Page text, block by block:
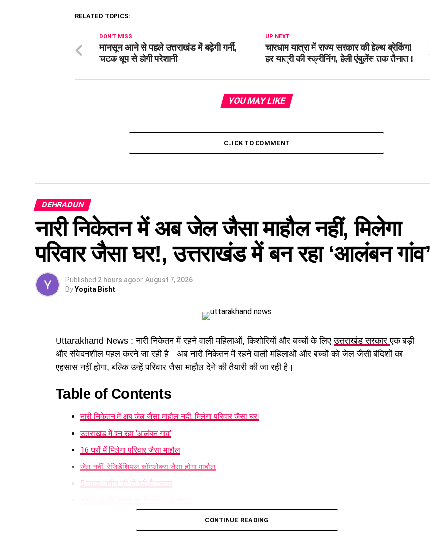
RELATED TOPICS:
UP NEXT
चारधाम यात्रा में राज्य सरकार की हेल्थ ब्रेकिंग!
हर यात्री की स्क्रीनिंग, हेली एंबुलेंस तक तैनात !
DON'T MISS
मानसून आने से पहले उत्तराखंड में बढ़ेगी गर्मी,
चटक धूप से होगी परेशानी
YOU MAY LIKE
CLICK TO COMMENT
DEHRADUN
नारी निकेतन में अब जेल जैसा माहौल नहीं, मिलेगा
परिवार जैसा घर!, उत्तराखंड में बन रहा ‘आलंबन गांव’
Published 2 hours agoon August 7, 2026
ByYogita Bisht
Uttarakhand News : नारी निकेतन में रहने वाली महिलाओं, किशोरियों और बच्चों के लिएउत्तराखंड सरकारएक बड़ी
और संवेदनशील पहल करने जा रही है। अब नारी निकेतन में रहने वाली महिलाओं और बच्चों को जेल जैसी बंदिशों का
एहसास नहीं होगा, बल्कि उन्हें परिवार जैसा माहौल देने की तैयारी की जा रही है।
Table of Contents
नारी निकेतन में अब जेल जैसा माहौल नहीं, मिलेगा परिवार जैसा घर!
उत्तराखंड में बन रहा ‘आलंबन गांव’
16 घरों में मिलेगा परिवार जैसा माहौल
जेल नहीं, रेजिडेंशियल कॉम्प्लेक्स जैसा होगा माहौल
5 एकड़ जमीन की हो रही है तलाश
नारी निकेतन में अब जेल जैसा माहौल नहीं, मिलेगा परिवार जैसा घर!
महिला सशक्तिकरण एवं बाल विकास विभाग की ओर से इसके लिए ‘आलंबन गांव’ विकसित करने की योजना तैयार की जा
CONTINUE READING